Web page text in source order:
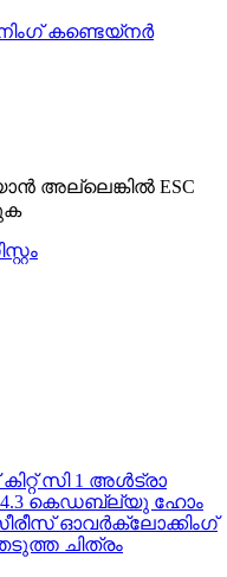
കണ്ടെയ്നർ
അല്ലെങ്കിൽ ESC